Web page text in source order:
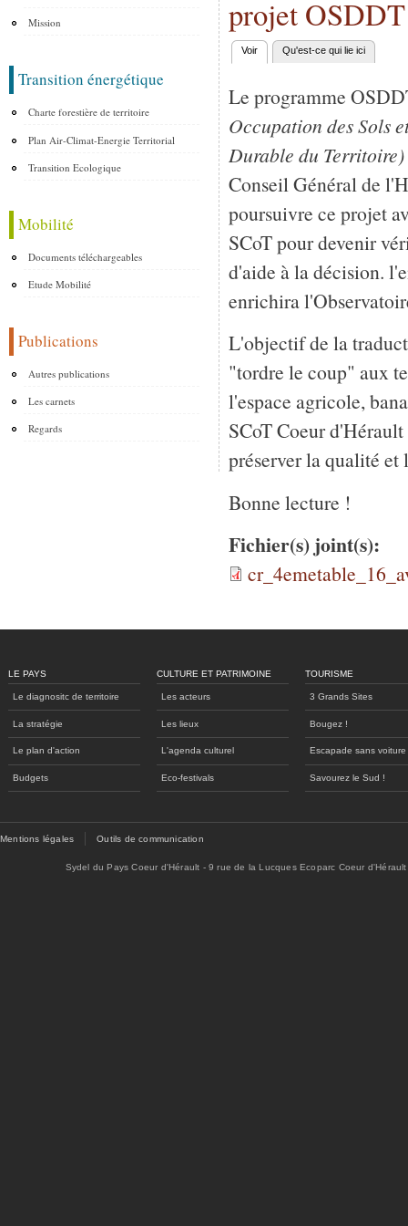
Mission
Transition énergétique
Charte forestière de territoire
Plan Air-Climat-Energie Territorial
Transition Ecologique
Mobilité
Documents téléchargeables
Etude Mobilité
Publications
Autres publications
Les carnets
Regards
projet OSDDT
Onglets principaux
Voir (onglet actif)
Qu'est-ce qui lie ici
Le programme
Occupation des Sols
Durable du Territoire)
Conseil Général de
poursuivre ce projet
SCoT pour devenir
d'aide à la décision.
enrichira
L'objectif de la
"tordre le coup" aux
l'espace agricole,
SCoT Coeur
préserver la qualité
Bonne lecture !
Fichier(s) joint(s):
LE PAYS
Le diagnositc de territoire
La stratégie
Le plan d'action
Budgets
CULTURE ET PATRIMOINE
Les acteurs
Les lieux
L'agenda culturel
Eco-festivals
TOURISME
3 Grands Sites
Bougez !
Escapade sans voiture
Savourez le Sud !
Mentions légales Outils de communication
Sydel du Pays Coeur d'Hérault - 9 rue de la Lucques Ecoparc Coeur